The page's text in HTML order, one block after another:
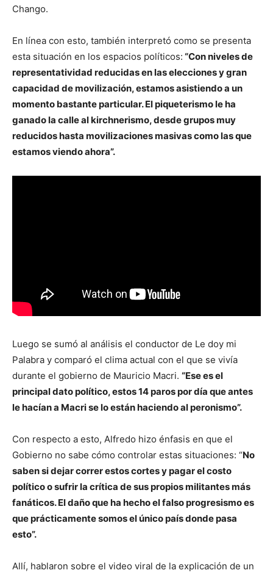
Chango.
En línea con esto, también interpretó como se presenta
esta situación en los espacios políticos: “Con niveles de
representatividad reducidas en las elecciones y gran
capacidad de movilización, estamos asistiendo a un
momento bastante particular. El piqueterismo le ha
ganado la calle al kirchnerismo, desde grupos muy
reducidos hasta movilizaciones masivas como las que
estamos viendo ahora”.
Luego se sumó al análisis el conductor de Le doy mi
Palabra y comparó el clima actual con el que se vivía
durante el gobierno de Mauricio Macri. “Ese es el
principal dato político, estos 14 paros por día que antes
le hacían a Macri se lo están haciendo al peronismo”.
Con respecto a esto, Alfredo hizo énfasis en que el
Gobierno no sabe cómo controlar estas situaciones: “No
saben si dejar correr estos cortes y pagar el costo
político o sufrir la crítica de sus propios militantes más
fanáticos. El daño que ha hecho el falso progresismo es
que prácticamente somos el único país donde pasa
esto”.
Allí, hablaron sobre el video viral de la explicación de un